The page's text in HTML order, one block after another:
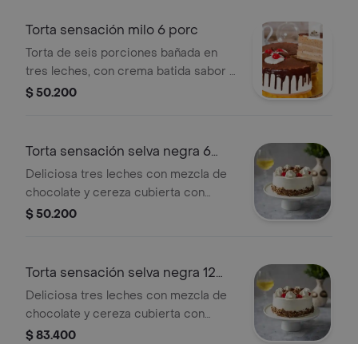
Torta sensación milo 6 porc
Torta de seis porciones bañada en
tres leches, con crema batida sabor a
milo y decorada con cerezas.
$ 50.200
Torta sensación selva negra 6
porciones
Deliciosa tres leches con mezcla de
chocolate y cereza cubierta con
suave crema
$ 50.200
Torta sensación selva negra 12
porciones
Deliciosa tres leches con mezcla de
chocolate y cereza cubierta con
suave crema
$ 83.400